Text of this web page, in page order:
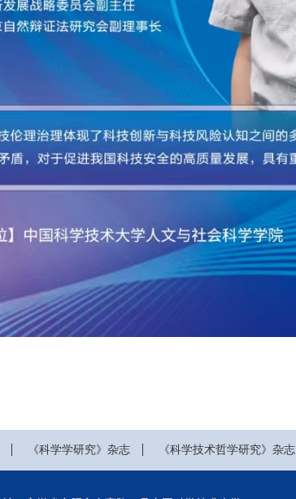
《科学学研究》杂志 《科学技术哲学研究》杂志